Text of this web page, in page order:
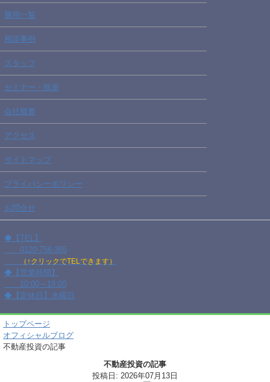
費用一覧
相談事例
スタッフ
セミナー・執筆
会社概要
アクセス
サイトマップ
プライバシーポリシー
お問合せ
◆【TEL】
0120-756-365
（↑クリックでTELできます）
◆【営業時間】
10:00～18:00
◆【定休日】水曜日
トップページ
オフィシャルブログ
不動産投資の記事
不動産投資の記事
投稿日: 2026年07月13日